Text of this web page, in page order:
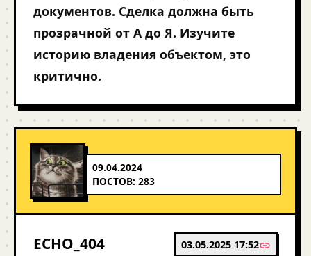
документов. Сделка должна быть
прозрачной от А до Я. Изучите
историю владения объектом, это
критично.
09.04.2024
ПОСТОВ: 283
ECHO_404 03.05.2025 17:52